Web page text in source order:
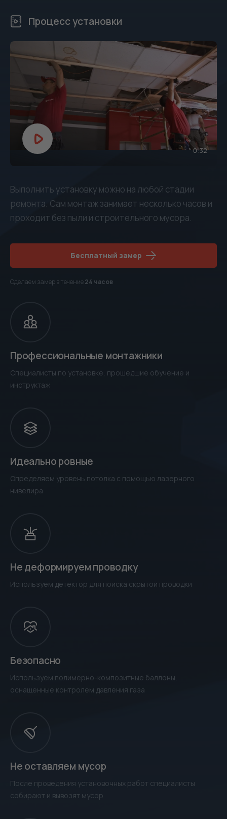
Процесс установки
0:32
Выполнить установку можно на любой стадии
ремонта. Сам монтаж занимает несколько часов и
проходит без пыли и строительного мусора.
Бесплатный замер
Сделаем замер в течение24 часов
Профессиональные монтажники
Специалисты по установке, прошедшие обучение и
инструктаж
Идеально ровные
Определяем уровень потолка с помощью лазерного
нивелира
Не деформируем проводку
Используем детектор для поиска скрытой проводки
Безопасно
Используем полимерно-композитные баллоны,
оснащенные контролем давления газа
Не оставляем мусор
После проведения установочных работ специалисты
собирают и вывозят мусор